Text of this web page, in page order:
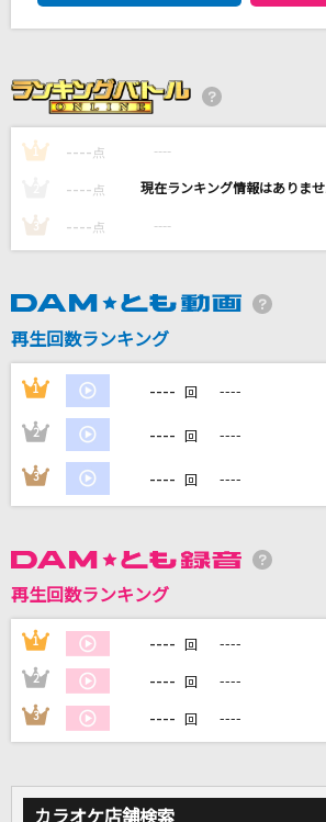
春立ちぬ
川野夏美
カラオケをもっと楽しもう！
自宅でカラオケ歌い放題！
1 ---- 点 ----
---- 点 ----
3 ---- 点 ----
再生回数ランキング
1 ---- 回 ----
2 ---- 回 ----
3 ---- 回 ----
再生回数ランキング
1 ---- 回 ----
2 ---- 回 ----
3 ---- 回 ----
カラオケ店舗検索